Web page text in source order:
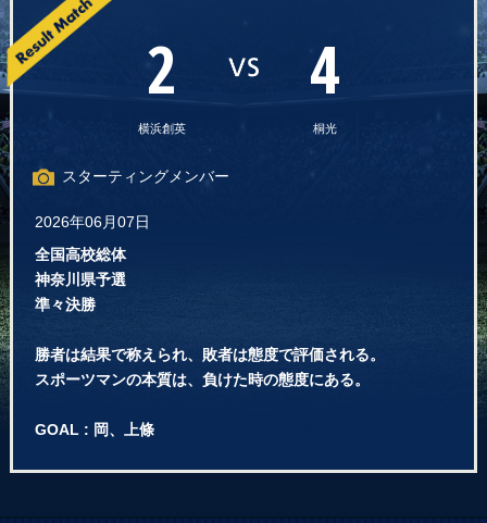
2
横浜創英
4
桐光
スターティングメンバー
2026年06月07日
全国高校総体
神奈川県予選
準々決勝
勝者は結果で称えられ、敗者は態度で評価される。
スポーツマンの本質は、負けた時の態度にある。
GOAL : 岡、上條